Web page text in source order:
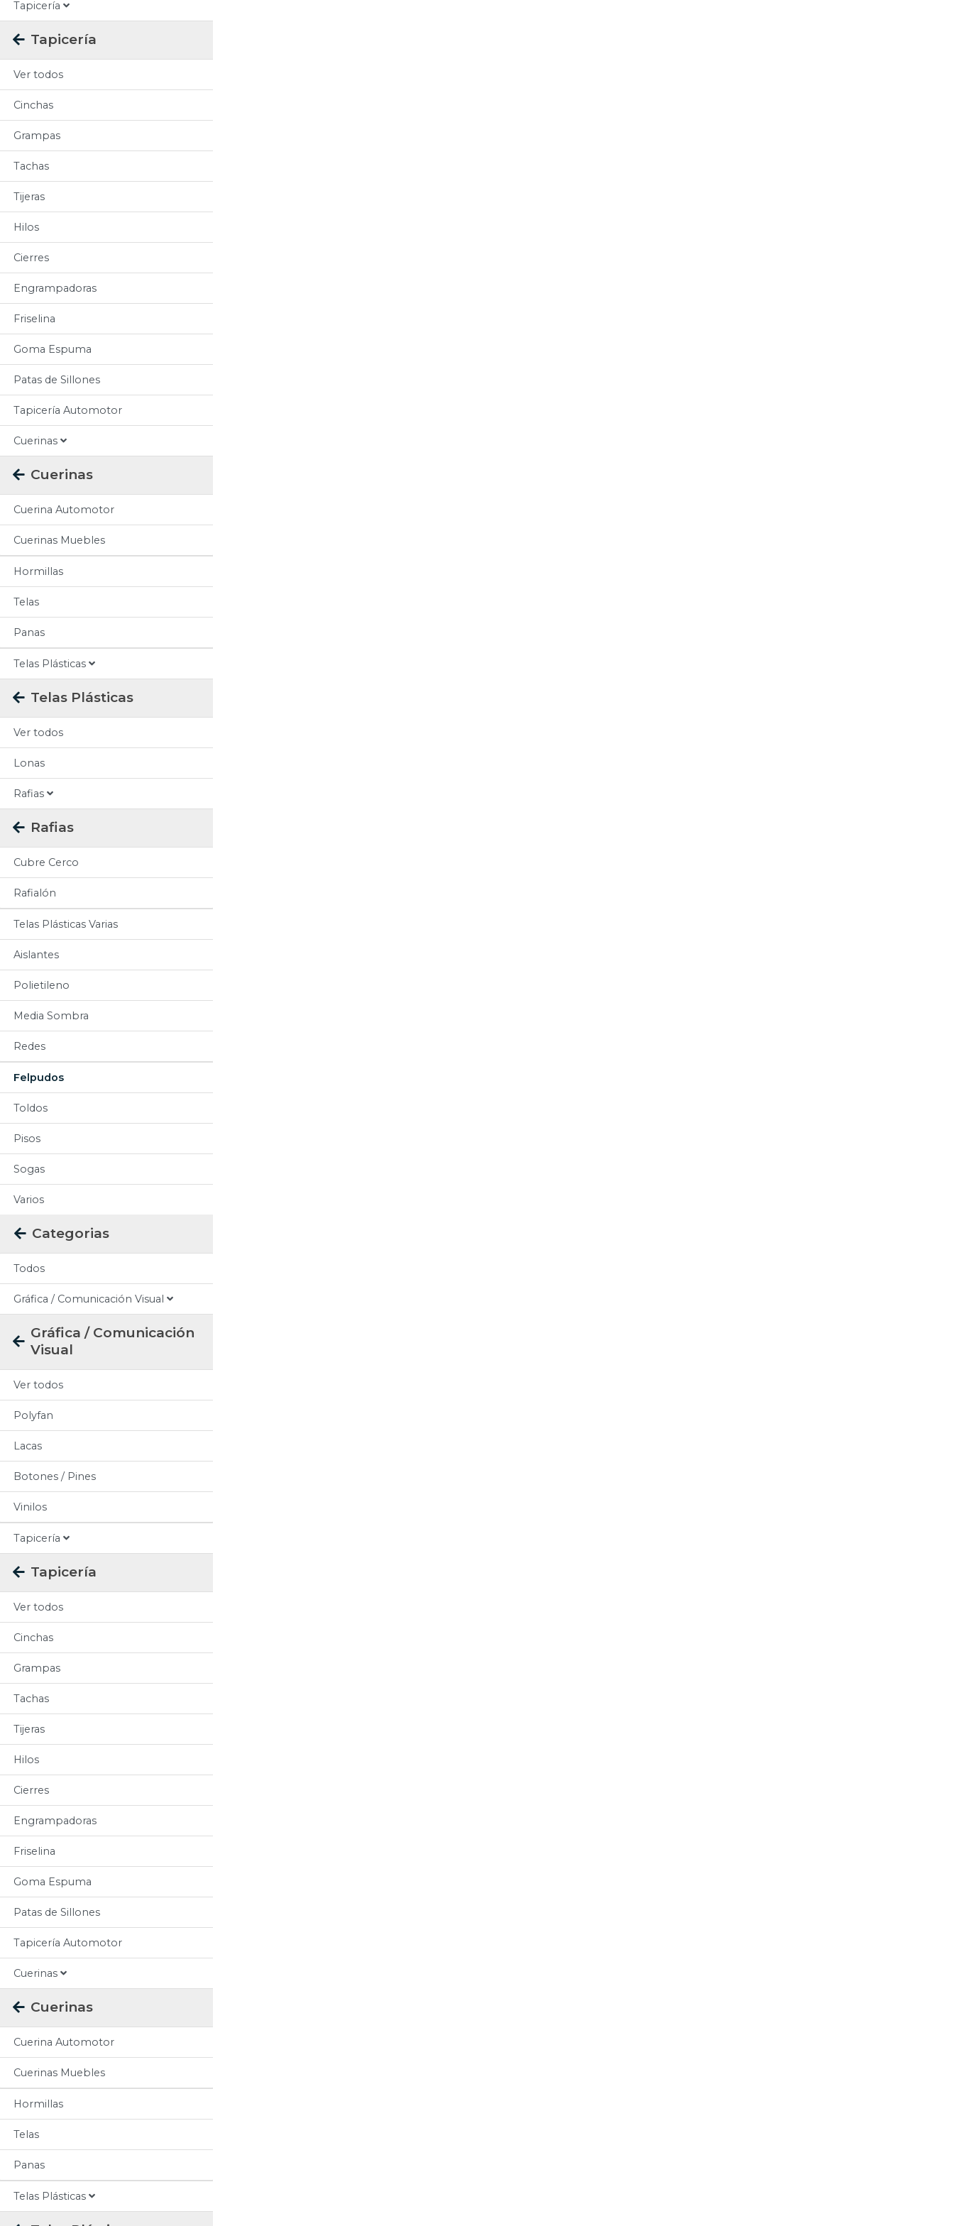
Tapicería
Tapicería
Ver todos
Cinchas
Grampas
Tachas
Tijeras
Hilos
Cierres
Engrampadoras
Friselina
Goma Espuma
Patas de Sillones
Tapicería Automotor
Cuerinas
Cuerinas
Cuerina Automotor
Cuerinas Muebles
Hormillas
Telas
Panas
Telas Plásticas
Telas Plásticas
Ver todos
Lonas
Rafias
Rafias
Cubre Cerco
Rafialón
Telas Plásticas Varias
Aislantes
Polietileno
Media Sombra
Redes
Felpudos
Toldos
Pisos
Sogas
Varios
Categorias
Todos
Gráfica / Comunicación Visual
Gráfica / Comunicación
Visual
Ver todos
Polyfan
Lacas
Botones / Pines
Vinilos
Tapicería
Tapicería
Ver todos
Cinchas
Grampas
Tachas
Tijeras
Hilos
Cierres
Engrampadoras
Friselina
Goma Espuma
Patas de Sillones
Tapicería Automotor
Cuerinas
Cuerinas
Cuerina Automotor
Cuerinas Muebles
Hormillas
Telas
Panas
Telas Plásticas